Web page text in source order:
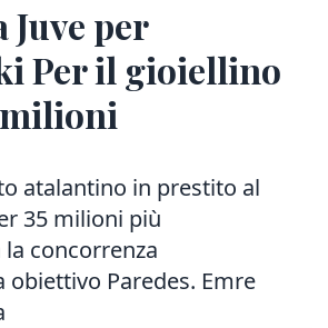
per
Per il gioiellino
atalantino in prestito al
35 milioni più
concorrenza
obiettivo Paredes. Emre